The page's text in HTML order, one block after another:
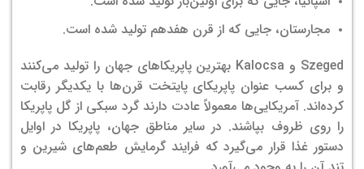
مجارستان، جایی که از قرن هفدهم تولید شده است.
Szeged و Kalocsa بهترین پاپریکاهای جهان را تولید می‌کنند
و برای کسب عنوان پاپریکای پایتخت قرن‌ها با یکدیگر رقابت
کرده‌اند.آمریكایی‌ها معمولاً عادت دارند گرد سبكی از گل پاپریکا
را روی ظروف بپاشند. در سایر مناطق جهان، پاپریکا در اوایل
دستور غذا قرار می‌گیرد که فرایند گرمایش طعم‌های شیرین و